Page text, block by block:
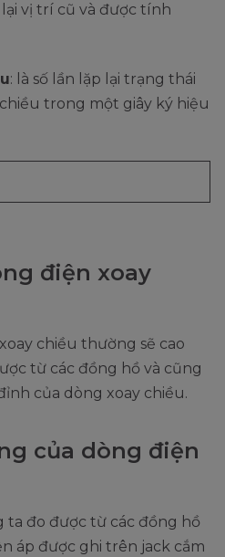
vị trí cũ và được tính
: là số lần lặp lại trạng thái
trong một giây ký hiệu
điện xoay
chiều thường sẽ cao
từ các đồng hồ và cũng
của dòng xoay chiều.
của dòng điện
ta đo được từ các đồng hồ
áp được ghi trên jack cắm